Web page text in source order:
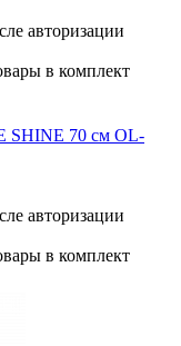
авторизации
в комплект
SHINE 70 см OL-
авторизации
в комплект